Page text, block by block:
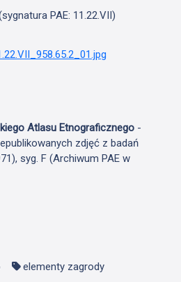
PAE: 11.22.VII)
Atlasu Etnograficznego -
zdjęć z badań
syg. F (Archiwum PAE w
elementy zagrody